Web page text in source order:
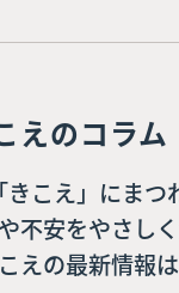
えのコラム
「きこえ」にまつ
不安をやさしく
えの最新情報は